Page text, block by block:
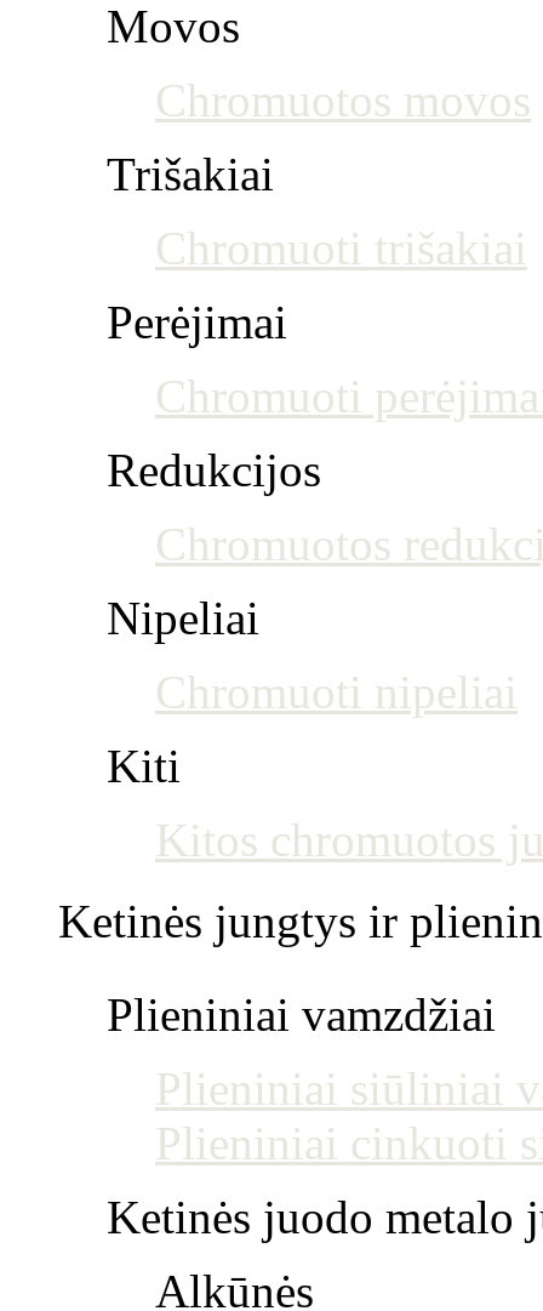
Movos
Chromuotos movos
Trišakiai
Chromuoti trišakiai
Perėjimai
Chromuoti
Redukcijos
Chromuotos
Nipeliai
Chromuoti nipeliai
Kiti
Kitos chromuotos
Ketinės jungtys ir
Plieniniai vamzdžiai
Plieniniai siūliniai
Plieniniai cinkuoti
Ketinės juodo metalo
Alkūnės